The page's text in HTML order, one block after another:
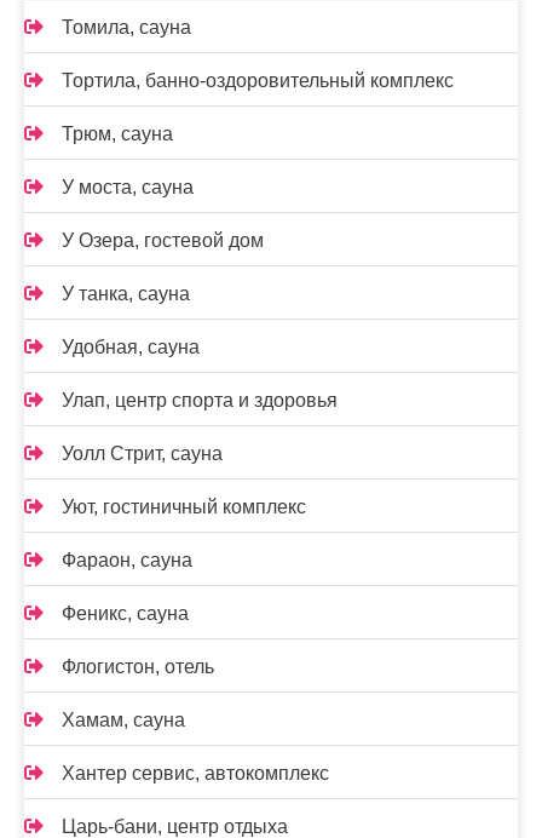
Томила, сауна
Тортила, банно-оздоровительный комплекс
Трюм, сауна
У моста, сауна
У Озера, гостевой дом
У танка, сауна
Удобная, сауна
Улап, центр спорта и здоровья
Уолл Стрит, сауна
Уют, гостиничный комплекс
Фараон, сауна
Феникс, сауна
Флогистон, отель
Хамам, сауна
Хантер сервис, автокомплекс
Царь-бани, центр отдыха